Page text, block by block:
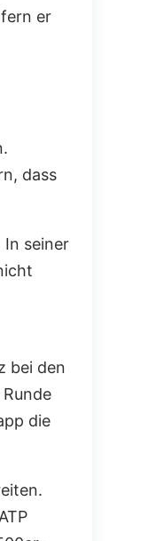
er
dass
In seiner
bei den
die